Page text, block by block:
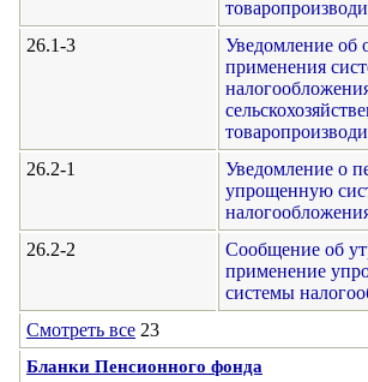
26.1-3
Уведомление об
применения
26.2-1
Уведомление о
упрощенную
26.2-2
Сообщение об
применение
системы
Смотреть все 23
Бланки Пенсионного фонда